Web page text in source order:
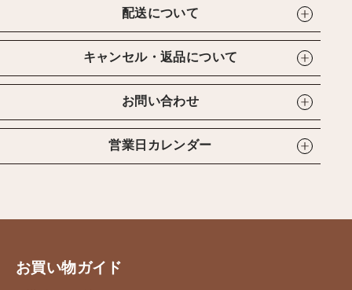
配送について
キャンセル・返品について
お問い合わせ
営業日カレンダー
お買い物ガイド